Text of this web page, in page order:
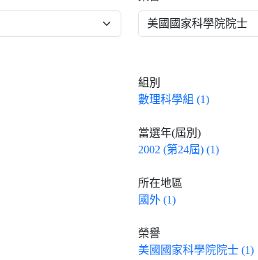
組別
數理科學組 (1)
當選年(屆別)
2002 (第24屆) (1)
所在地區
國外 (1)
榮譽
美國國家科學院院士 (1)